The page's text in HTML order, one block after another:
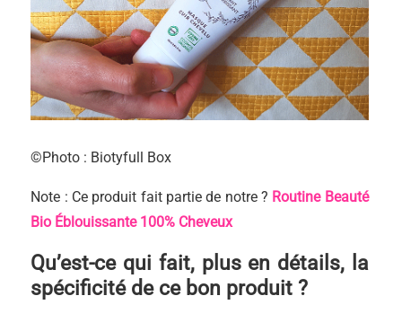
©Photo : Biotyfull Box
Note : Ce produit fait partie de notre ? Routine Beauté
Bio Éblouissante 100% Cheveux
Qu’est-ce qui fait, plus en détails, la
spécificité de ce bon produit ?